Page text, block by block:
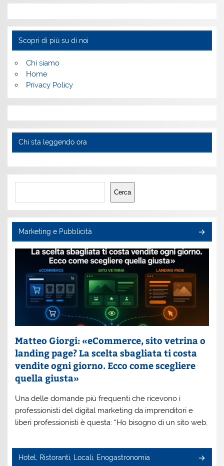
Scopri di più su di noi
Chi siamo
Home
Privacy Policy
Chi sta leggendo ora
Cerca
Cerca
Marketing e Pubblicità
Matteo Giorgi: «eCommerce, sito vetrina o
landing page? La scelta sbagliata ti costa
vendite ogni giorno. Ecco come scegliere
quella giusta»
Una delle domande più frequenti che ricevono i
professionisti del digital marketing da imprenditori e
liberi professionisti è questa: “Ho bisogno di un sito web,
Hotel, Ristoranti, Locali, Enogastronomia